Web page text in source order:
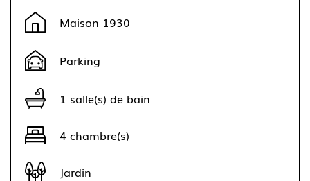
+
−
Maison 1930
Parking
1 salle(s) de bain
4 chambre(s)
Jardin